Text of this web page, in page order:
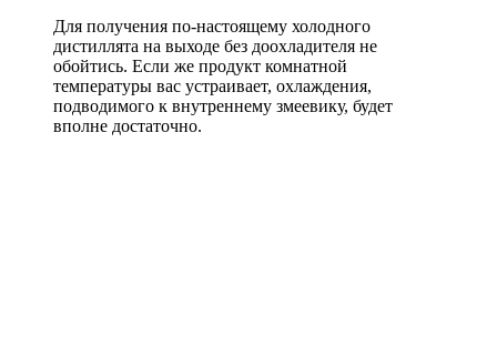
Для получения по-настоящему холодного
дистиллята на выходе без доохладителя не
обойтись. Если же продукт комнатной
температуры вас устраивает, охлаждения,
подводимого к внутреннему змеевику, будет
вполне достаточно.